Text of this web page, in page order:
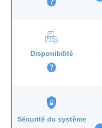
Disponibilité
Sécurité du système